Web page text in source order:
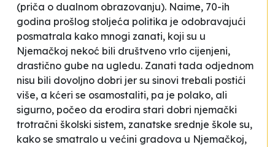
(priča o dualnom obrazovanju). Naime, 70-ih
godina prošlog stoljeća politika je odobravajući
posmatrala kako mnogi zanati, koji su u
Njemačkoj nekoć bili društveno vrlo cijenjeni,
drastično gube na ugledu. Zanati tada odjednom
nisu bili dovoljno dobri jer su sinovi trebali postići
više, a kćeri se osamostaliti, pa je polako, ali
sigurno, počeo da erodira stari dobri njemački
trotračni školski sistem, zanatske srednje škole su,
kako se smatralo u većini gradova u Njemačkoj,